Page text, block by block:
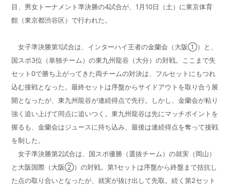
目、男女トーナメント準決勝の4試合が、1月10日（土）に東京体育
館（東京都渋谷区）で行われた。
女子準決勝第1試合は、インターハイ王者の金蘭会（大阪①）と、
国スポ3位（単独チーム）の東九州龍谷（大分）の対戦。ここまで失
セット0で勝ち上がってきた両チームの対決は、フルセットにもつれ
込む接戦となった。最終セットは序盤からサイドアウトを取り合う展
開となったが、東九州龍谷が連続得点で先行。しかし、金蘭会が粘り
強く追い上げて同点に追いつく 。東九州龍谷は先にマッチポイントを
握るも、金蘭会はジュースに持ち込み、最後は連続得点を奪って接戦
を制した。
女子準決勝第2試合は、国スポ優勝（選抜チーム）の就実（岡山）
と大阪国際（大阪②）の対戦。第1セットは序盤から終盤まで拮抗し
た点の取り合いとなったが
就実が抜け出して先取 。続く第2セット